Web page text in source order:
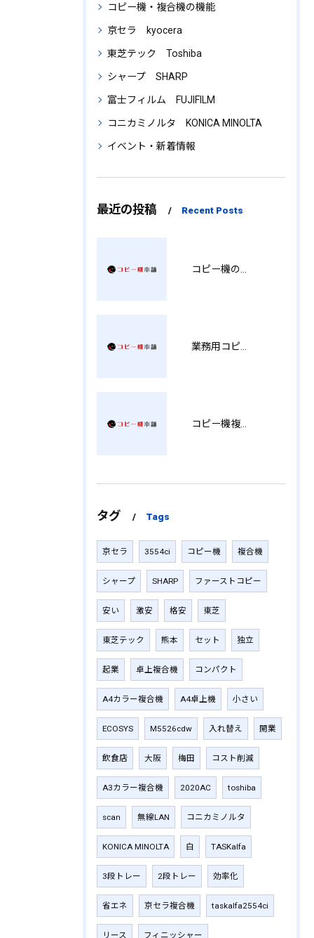
コピー機・複合機の機能
京セラ kyocera
東芝テック Toshiba
シャープ SHARP
富士フィルム FUJIFILM
コニカミノルタ KONICA MINOLTA
イベント・新着情報
最近の投稿 Recent Posts
コピー機複合機の選び方と費用比較 MT
タグ Tags
京セラ 3554ci コピー機 複合機
シャープ SHARP ファーストコピー
安い 激安 格安 東芝
東芝テック 熊本 セット 独立
起業 卓上複合機 コンパクト
A4カラー複合機 A4卓上機 小さい
ECOSYS M5526cdw 入れ替え 開業
飲食店 大阪 梅田 コスト削減
A3カラー複合機 2020AC toshiba
scan 無線LAN コニカミノルタ
KONICA MINOLTA 白 TASKalfa
3段トレー 2段トレー 効率化
省エネ 京セラ複合機 taskalfa2554ci
リース フィニッシャー